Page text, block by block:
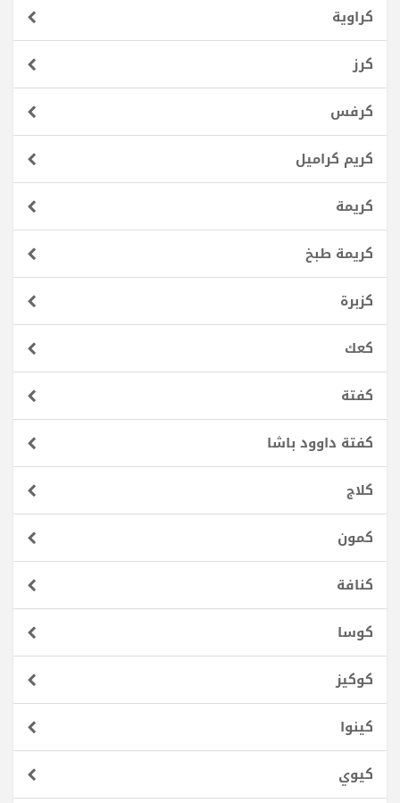
كراوية
كرز
كرفس
كريم كراميل
كريمة
كريمة طبخ
كزبرة
كعك
كفتة
كفتة داوود باشا
كلاج
كمون
كنافة
كوسا
كوكيز
كينوا
كيوي